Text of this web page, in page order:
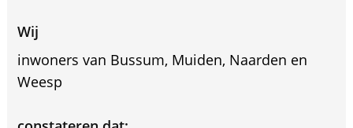
Wij
inwoners van Bussum, Muiden, Naarden en
Weesp